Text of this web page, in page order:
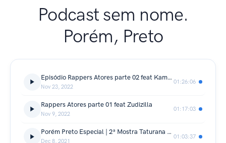
Podcast sem nome.
Porém, Preto
Episódio Rappers Atores parte 02 feat Kamau
Nov 23, 2022
01:26:06
Rappers Atores parte 01 feat Zudizilla
Nov 9, 2022
01:17:03
Porém Preto Especial | 2ª Mostra Taturana de Cinema: "O Caso do Homem Errado", "Eu Pareço Suspeito?" & "Entre Nós e Mundo"
Dec 8, 2021
01:03:37